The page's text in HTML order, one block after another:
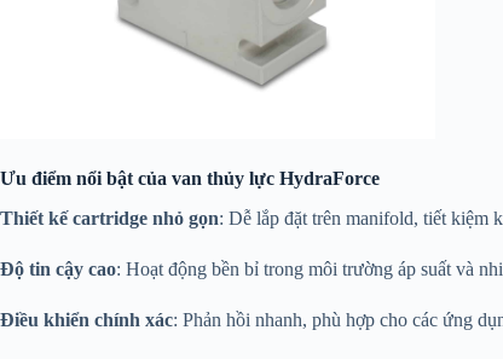
Ưu điểm nổi bật của van thủy lực HydraForce
Thiết kế cartridge nhỏ gọn: Dễ lắp đặt trên manifold, tiết kiệm
Độ tin cậy cao: Hoạt động bền bỉ trong môi trường áp suất và
Điều khiển chính xác: Phản hồi nhanh, phù hợp cho các ứng